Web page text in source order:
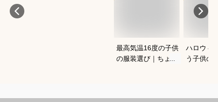
最高気温16度の子供
の服装選び｜ちょう
ハロウィ
う子供の